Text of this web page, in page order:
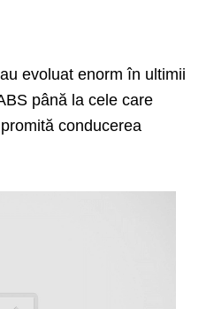
evoluat enorm în ultimii
până la cele care
conducerea